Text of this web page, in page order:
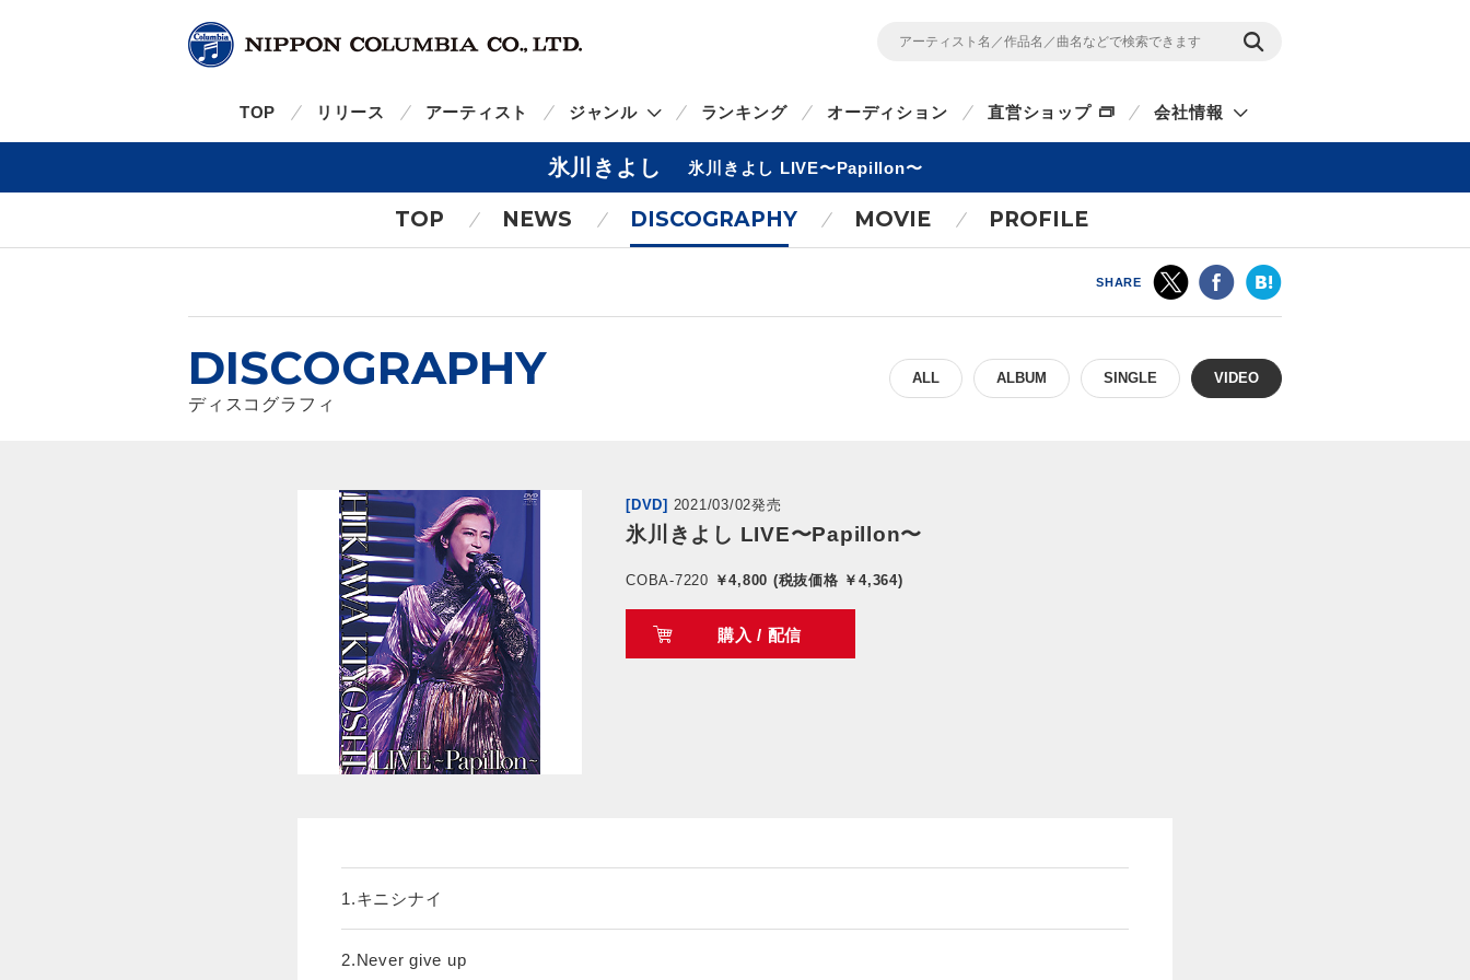
TOP リリース アーティスト ジャンル ランキング オーディション 直営ショップ 会社情報
氷川きよし 氷川きよし LIVE〜Papillon〜
TOP NEWS DISCOGRAPHY MOVIE PROFILE
SHARE
DISCOGRAPHY
ディスコグラフィ
ALL ALBUM SINGLE VIDEO
[DVD] 2021/03/02発売
氷川きよし LIVE〜Papillon〜
COBA-7220 ￥4,800 (税抜価格 ￥4,364)
購入 / 配信
1.キニシナイ
2.Never give up